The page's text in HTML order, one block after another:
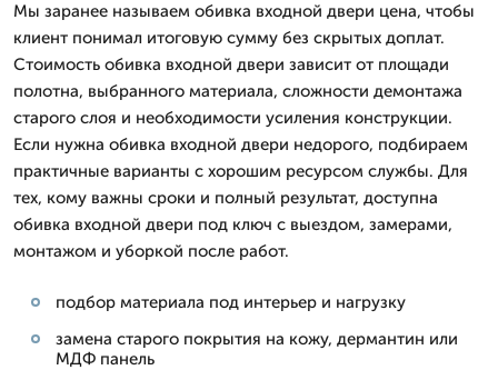
Мы заранее называем обивка входной двери цена, чтобы
клиент понимал итоговую сумму без скрытых доплат.
Стоимость обивка входной двери зависит от площади
полотна, выбранного материала, сложности демонтажа
старого слоя и необходимости усиления конструкции.
Если нужна обивка входной двери недорого, подбираем
практичные варианты с хорошим ресурсом службы. Для
тех, кому важны сроки и полный результат, доступна
обивка входной двери под ключ с выездом, замерами,
монтажом и уборкой после работ.
подбор материала под интерьер и нагрузку
замена старого покрытия на кожу, дермантин или
МДФ панель